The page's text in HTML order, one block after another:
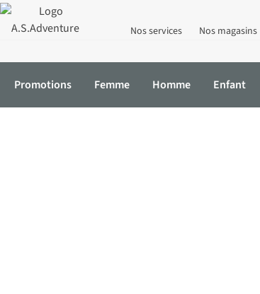
Nos services Nos magasins
Promotions Femme Homme Enfant